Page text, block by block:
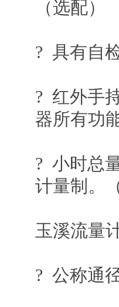
（选配）
? 具有自
? 红外手
器所有功
? 小时总
计量制。
玉溪流量
? 公称通